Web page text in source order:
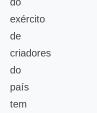
exército
de
criadores
do
país
tem